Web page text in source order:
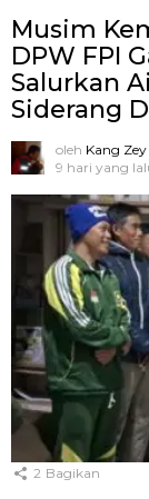
Musim
DPW FPI
Salurkan
Siderang
oleh Kang Zey
9 hari yang
2 Bagikan